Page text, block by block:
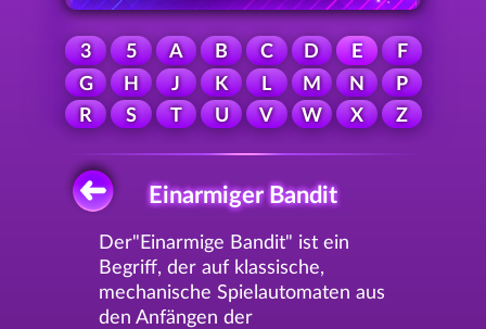
3 5 A B C D E
F
G
H J K L M N
P
R
S T U V W X Z
Einarmiger Bandit
Der"Einarmige Bandit" ist ein
Begriff, der auf klassische,
mechanische Spielautomaten aus
den Anfängen der